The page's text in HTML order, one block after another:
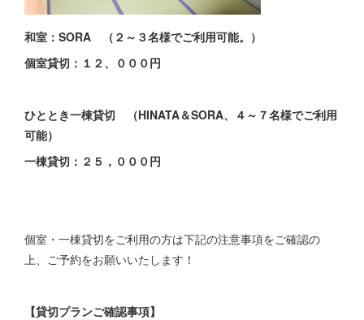
和室：SORA （２～３名様でご利用可能。）
個室貸切：１２、０００円
ひととき一棟貸切 （HINATA＆SORA、４～７名様でご利用
可能）
一棟貸切：２５，０００円
個室・一棟貸切をご利用の方は下記の注意事項をご確認の
上、ご予約をお願いいたします！
【貸切プランご確認事項】